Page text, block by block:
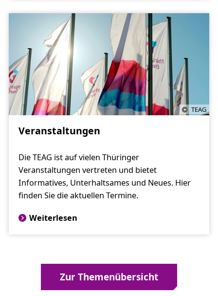
TEAG
Veranstaltungen
Die TEAG ist auf vielen Thüringer
Veranstaltungen vertreten und bietet
Informatives, Unterhaltsames und Neues. Hier
finden Sie die aktuellen Termine.
Weiterlesen
Zur Themenübersicht